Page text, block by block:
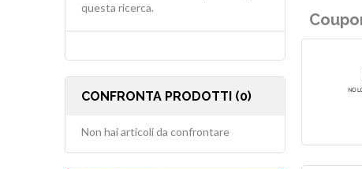
questa ricerca.
CONFRONTA PRODOTTI (0)
Non hai articoli da confrontare